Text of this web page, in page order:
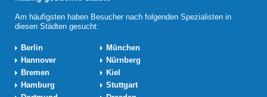
Am häufigsten haben Besucher nach folgenden Spezialisten in
diesen Städten gesucht:
Berlin
München
Hannover
Nürnberg
Bremen
Kiel
Hamburg
Stuttgart